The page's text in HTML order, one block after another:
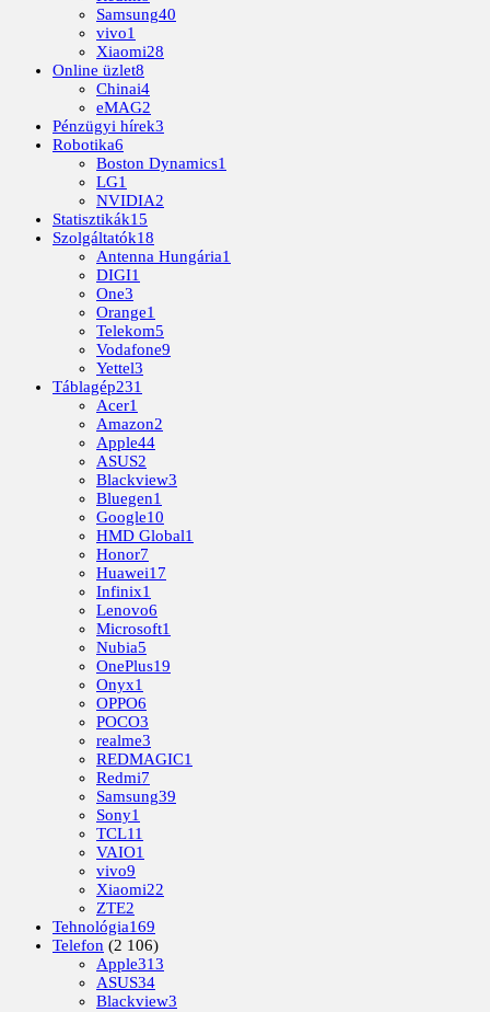
Samsung40
vivo1
Xiaomi28
Online üzlet8
Chinai4
eMAG2
Pénzügyi hírek3
Robotika6
Boston Dynamics1
LG1
NVIDIA2
Statisztikák15
Szolgáltatók18
Antenna Hungária1
DIGI1
One3
Orange1
Telekom5
Vodafone9
Yettel3
Táblagép231
Acer1
Amazon2
Apple44
ASUS2
Blackview3
Bluegen1
Google10
HMD Global1
Honor7
Huawei17
Infinix1
Lenovo6
Microsoft1
Nubia5
OnePlus19
Onyx1
OPPO6
POCO3
realme3
REDMAGIC1
Redmi7
Samsung39
Sony1
TCL11
VAIO1
vivo9
Xiaomi22
ZTE2
Tehnológia169
Telefon (2 106)
Apple313
ASUS34
Blackview3